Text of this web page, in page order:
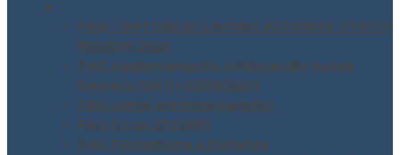
▼
FAQ – DATORE DI LAVORO ACCORDO STATO
REGIONI 2025
FAQ Aggiornamento Antincendio nuovo
Decreto DM 01-02/09/2021
FAQ campi elettromagnetici
FAQ D.Lgs 231/2001
FAQ Formazione a Distanza